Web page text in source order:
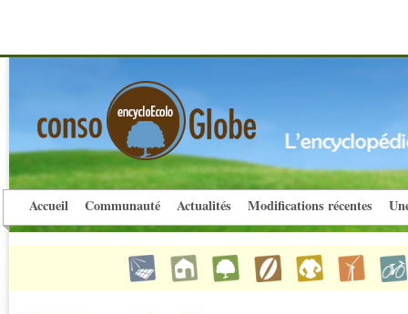
Accueil Communauté Actualités Modifications récentes